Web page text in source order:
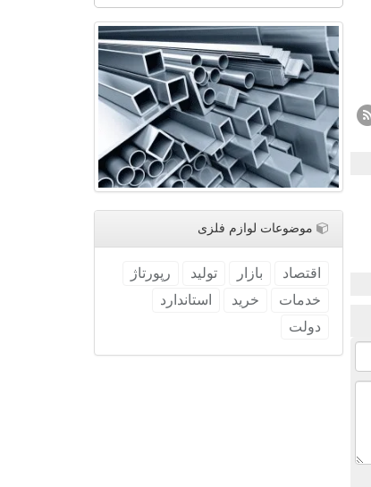
موضوعات لوازم فلزی
اقتصاد بازار تولید
رپورتاژ
خدمات
خرید
استاندارد
دولت